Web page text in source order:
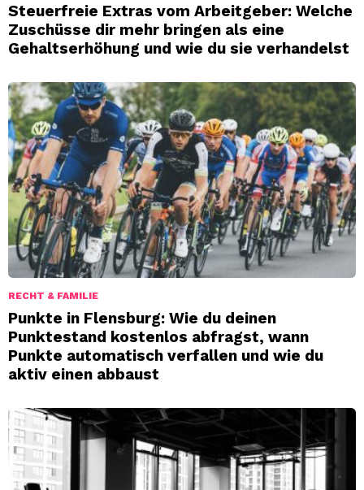
Steuerfreie Extras vom Arbeitgeber: Welche
Zuschüsse dir mehr bringen als eine
Gehaltserhöhung und wie du sie verhandelst
RECHT & FAMILIE
Punkte in Flensburg: Wie du deinen
Punktestand kostenlos abfragst, wann
Punkte automatisch verfallen und wie du
aktiv einen abbaust